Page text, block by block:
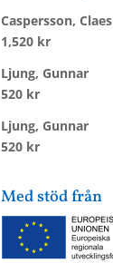
Caspersson, Claes
1,520 kr
Ljung, Gunnar
520 kr
Ljung, Gunnar
520 kr
Med stöd från